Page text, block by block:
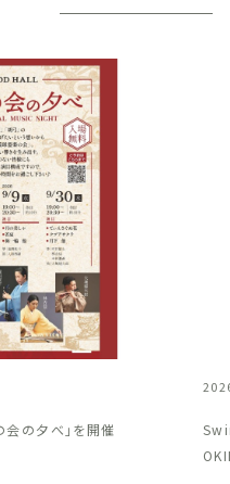
の夕べ」を開催